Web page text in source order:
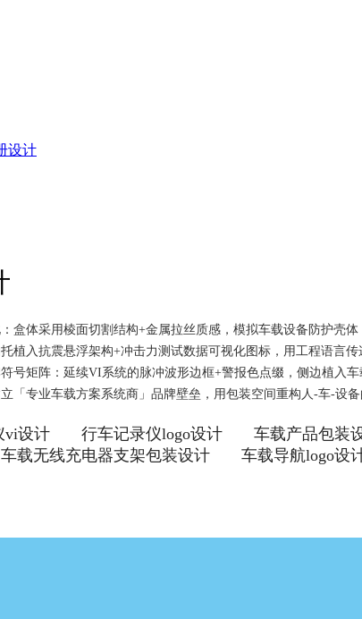
设计
盒体采用棱面切割结构+金属拉丝质感，模拟车载设备防护
植入抗震悬浮架构+冲击力测试数据可视化图标，用工程语言
号矩阵​​：延续VI系统的脉冲波形边框+警报色点缀，侧边植入
「专业车载方案系统商」品牌壁垒，用包装空间重构人-车-设备
vi设计 行车记录仪logo设计 车载产品包装
车载无线充电器支架包装设计 车载导航logo设